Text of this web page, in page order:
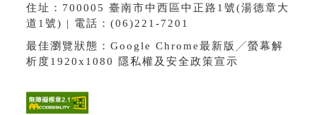
住址：700005 臺南市中西區中正路1號(湯德章大
道1號) | 電話：(06)221-7201
最佳瀏覽狀態：Google Chrome最新版╱螢幕解
析度1920x1080 隱私權及安全政策宣示